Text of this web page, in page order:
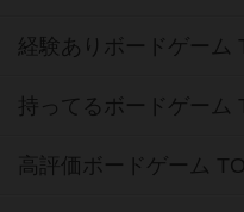
経験ありボードゲーム
持ってるボードゲーム
高評価ボードゲーム